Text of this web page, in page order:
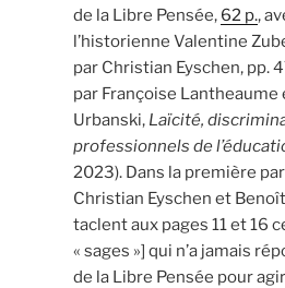
de la Libre Pensée, 62 p.,
l’historienne Valentine
par Christian Eyschen, pp.
par Françoise Lantheaume
Urbanski, Laïcité,
professionnels de
2023). Dans la première
Christian Eyschen et
taclent aux pages 11 et 16
« sages »] qui n’a jamais
de la Libre Pensée pour